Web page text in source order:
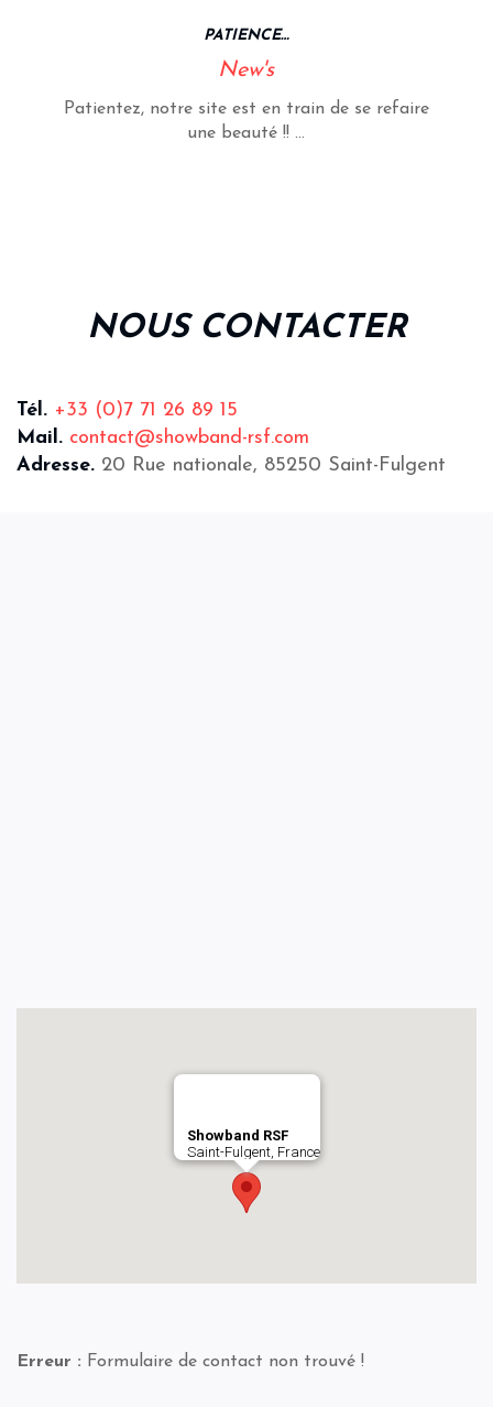
PATIENCE…
New's
Patientez, notre site est en train de se refaire
une beauté !! ...
NOUS CONTACTER
Tél. +33 (0)7 71 26 89 15
Mail. contact@showband-rsf.com
Adresse. 20 Rue nationale, 85250 Saint-Fulgent
Showband RSF
Saint-Fulgent, France
Erreur : Formulaire de contact non trouvé !